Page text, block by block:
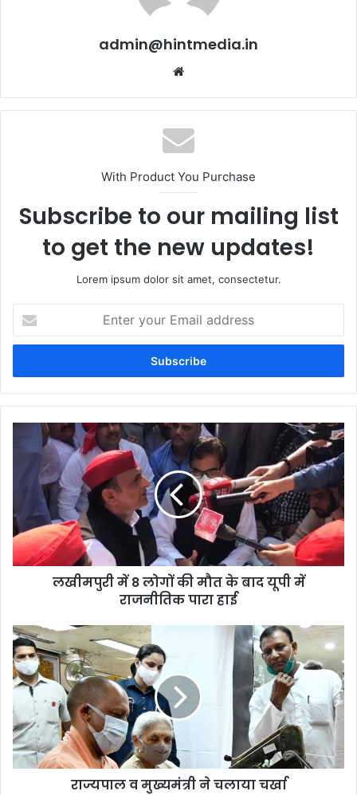
admin@hintmedia.in
With Product You Purchase
Subscribe to our mailing list
to get the new updates!
Lorem ipsum dolor sit amet, consectetur.
your
Email
लखीमपुरी में 8 लोगों की मौत के बाद यूपी में
राजनीतिक पारा हाई
राज्यपाल व मुख्यमंत्री ने चलाया चर्खा